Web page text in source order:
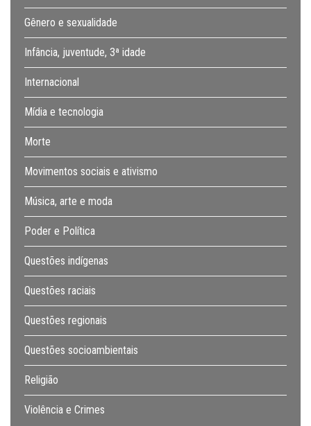
Gênero e sexualidade
Infância, juventude, 3ª idade
Internacional
Mídia e tecnologia
Morte
Movimentos sociais e ativismo
Música, arte e moda
Poder e Política
Questões indígenas
Questões raciais
Questões regionais
Questões socioambientais
Religião
Violência e Crimes